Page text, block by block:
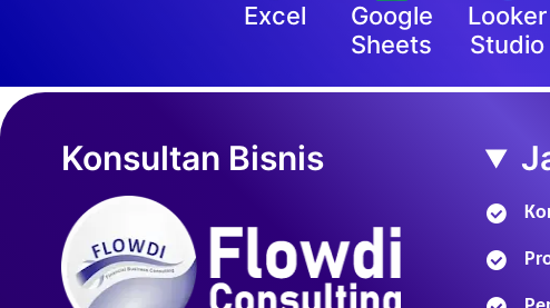
Excel
Google
Sheets
Looker
Studio
Konsultan Bisnis